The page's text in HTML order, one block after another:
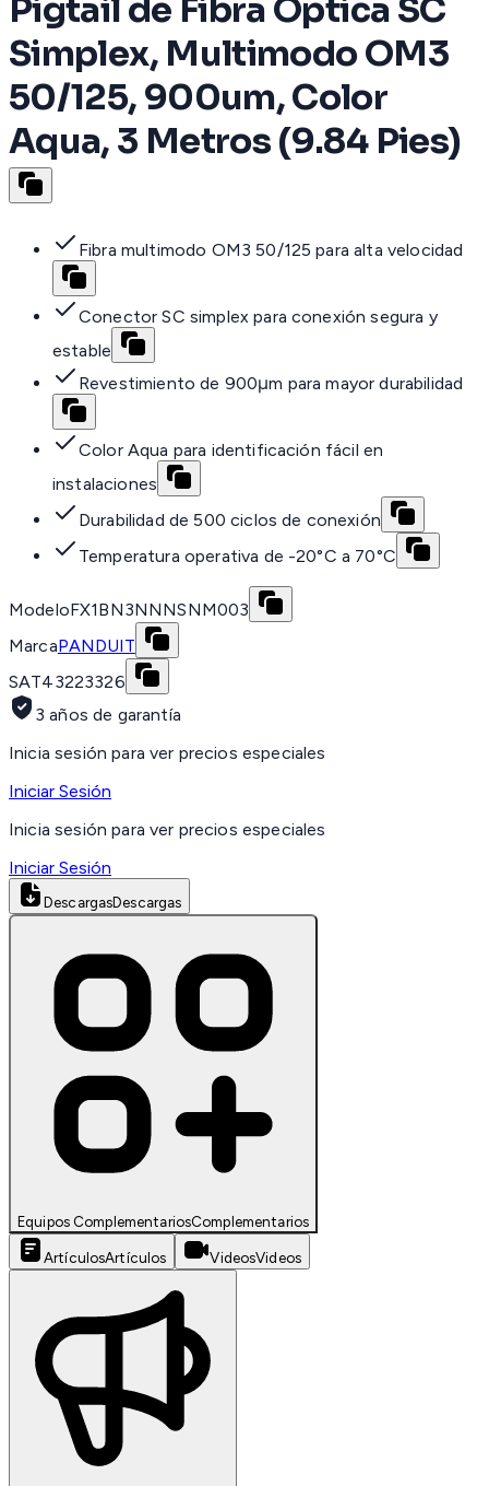
Pigtail de Fibra Óptica SC
Simplex, Multimodo OM3
50/125, 900um, Color
Aqua, 3 Metros (9.84 Pies)
Fibra multimodo OM3 50/125 para alta velocidad
Conector SC simplex para conexión segura y
estable
Revestimiento de 900μm para mayor durabilidad
Color Aqua para identificación fácil en
instalaciones
Durabilidad de 500 ciclos de conexión
Temperatura operativa de -20°C a 70°C
ModeloFX1BN3NNNSNM003
MarcaPANDUIT
SAT43223326
3 años de garantía
Inicia sesión para ver precios especiales
Iniciar Sesión
Inicia sesión para ver precios especiales
Iniciar Sesión
DescargasDescargas
Equipos ComplementariosComplementarios
ArtículosArtículos VideosVideos